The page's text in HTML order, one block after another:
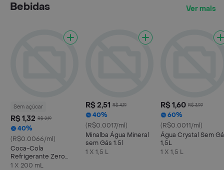
Bebidas Ver mais
Sem açúcar
R$ 1,32 R$ 2,19
40%
(R$0.0066/ml)
Coca-Cola
Refrigerante Zero
Açúcar Mini Garrafa
1 X 200 mL
R$ 2,51 R$ 4,19
40%
(R$0.0017/ml)
Minalba Água Mineral
sem Gás 1.5l
1 X 1,5 L
R$ 1,60 R$ 3,99
60%
(R$0.0011/ml)
Água Crystal Sem
1,5L
1 X 1,5 L